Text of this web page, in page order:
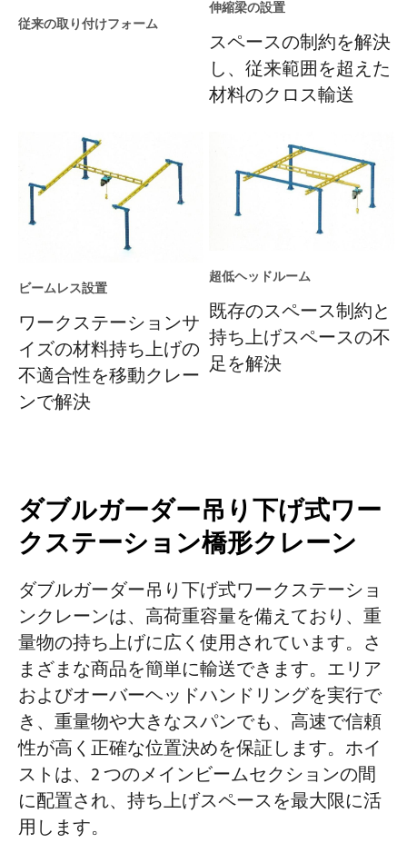
従来の取り付けフォーム
伸縮梁の設置
スペースの制約を解決
し、従来範囲を超えた
材料のクロス輸送
ビームレス設置
ワークステーションサ
イズの材料持ち上げの
不適合性を移動クレー
ンで解決
超低ヘッドルーム
既存のスペース制約と
持ち上げスペースの不
足を解決
ダブルガーダー吊り下げ式ワー
クステーション橋形クレーン
ダブルガーダー吊り下げ式ワークステーショ
ンクレーンは、高荷重容量を備えており、重
量物の持ち上げに広く使用されています。さ
まざまな商品を簡単に輸送できます。エリア
およびオーバーヘッドハンドリングを実行で
き、重量物や大きなスパンでも、高速で信頼
性が高く正確な位置決めを保証します。ホイ
ストは、2 つのメインビームセクションの間
に配置され、持ち上げスペースを最大限に活
用します。